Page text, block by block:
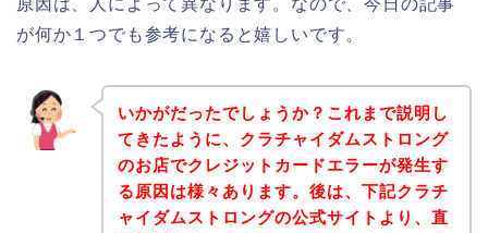
が何か１つでも参考になると嬉しいです。
いかがだったでしょうか？これまで説明し
てきたように、クラチャイダムストロング
のお店でクレジットカードエラーが発生す
る原因は様々あります。後は、下記クラチ
ャイダムストロングの公式サイトより、直